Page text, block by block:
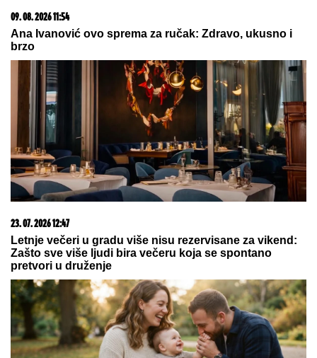
09. 08. 2026 14:58
Zovu ih srpski "mali Karibi" - mestašce je kao sa
razglednice
15. 07. 2026 07:44
Većina građana izgubi novac pre nego što stigne na
letovanje - ovih 7 troškova skoro niko ne planira